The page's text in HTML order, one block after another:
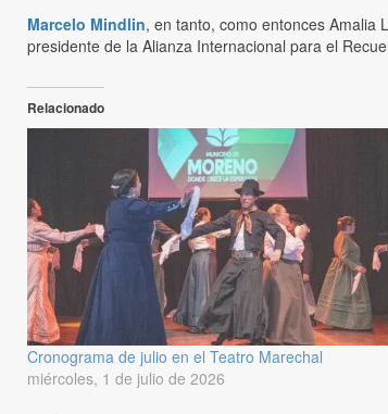
Marcelo Mindlin, en tanto, como entonces Amalia
presidente de la Alianza Internacional para el
Relacionado
Cronograma de julio en el Teatro Marechal
miércoles, 1 de julio de 2026